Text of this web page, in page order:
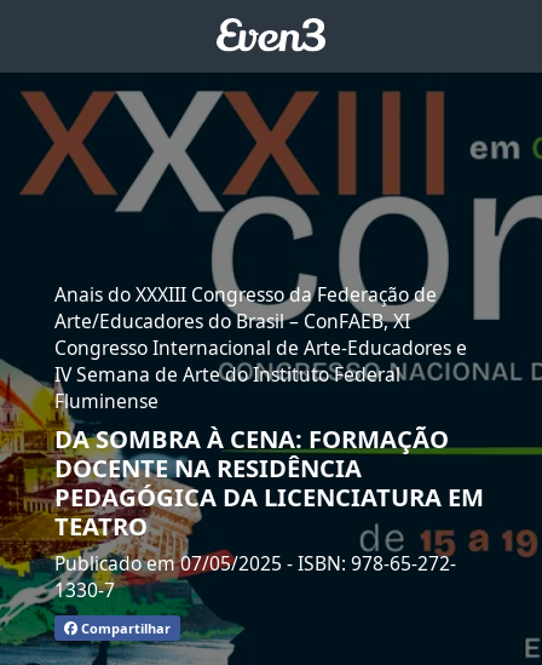
Anais do XXXIII Congresso da Federação de
Arte/Educadores do Brasil – ConFAEB, XI
Congresso Internacional de Arte-Educadores e
IV Semana de Arte do Instituto Federal
Fluminense
DA SOMBRA À CENA: FORMAÇÃO
DOCENTE NA RESIDÊNCIA
PEDAGÓGICA DA LICENCIATURA EM
TEATRO
Publicado em 07/05/2025 - ISBN: 978-65-272-
1330-7
Compartilhar